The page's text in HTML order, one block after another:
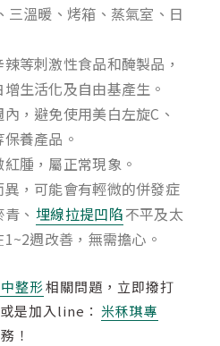
三溫暖、烤箱、蒸氣室、日
等刺激性食品和醃製品，
生活化及自由基產生。
，避免使用美白左旋C、
養產品。
腫，屬正常現象。
，可能會有輕微的併發症
、 埋線拉提凹陷不平及太
週改善，無需擔心。
整形相關問題，立即撥打
或是加入line： 米秝琪專
！